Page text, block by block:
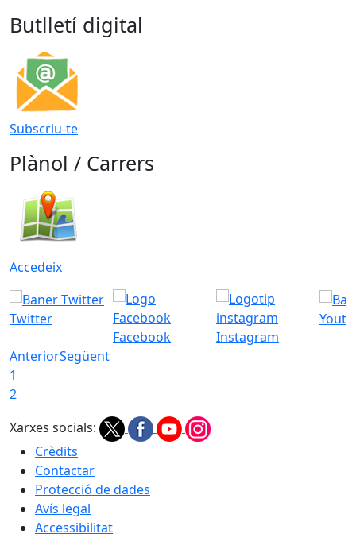
Butlletí digital
Subscriu-te
Plànol / Carrers
Accedeix
Twitter
Facebook
Instagram
AnteriorSegüent
1
2
Xarxes socials:
Crèdits
Contactar
Protecció de dades
Avís legal
Accessibilitat